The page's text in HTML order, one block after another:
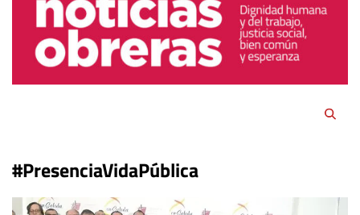
#PresenciaVidaPública